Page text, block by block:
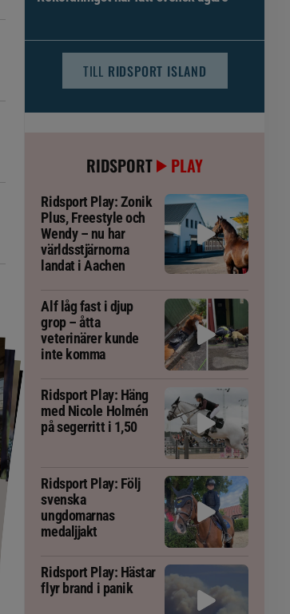
TILL RIDSPORT ISLAND
RIDSPORT PLAY
Ridsport Play: Zonik
Plus, Freestyle och
Wendy – nu har
världsstjärnorna
landat i Aachen
Alf låg fast i djup
grop – åtta
veterinärer kunde
inte komma
Ridsport Play: Häng
med Nicole Holmén
på segerritt i 1,50
Ridsport Play: Följ
svenska
ungdomarnas
medaljjakt
Ridsport Play: Hästar
flyr brand i panik